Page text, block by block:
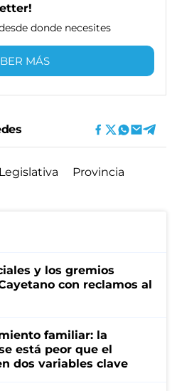
donde necesites
MÁS
Provincia
y los gremios
con reclamos al
familiar: la
está peor que el
dos variables clave